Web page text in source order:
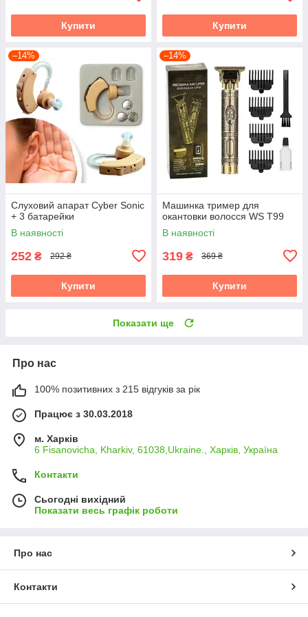
Купити Купити
–14%
Слуховий апарат Cyber Sonic
+ 3 батарейки
В наявності
252 ₴ 292 ₴
Купити
–14%
Машинка тример для
окантовки волосся WS T99
В наявності
319 ₴ 369 ₴
Купити
Показати ще
Про нас
100% позитивних з 215 відгуків за рік
Працює з 30.03.2018
м. Харків
6 Fisanovicha, Kharkiv, 61038,Ukraine., Харків, Україна
Контакти
Сьогодні вихідний
Показати весь графік роботи
Про нас
Контакти